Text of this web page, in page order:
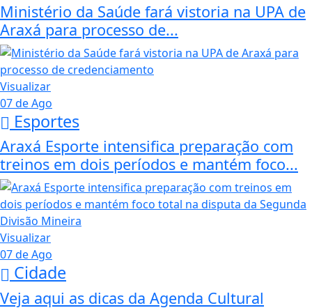
Ministério da Saúde fará vistoria na UPA de
Araxá para processo de...
Visualizar
07 de Ago
Esportes
Araxá Esporte intensifica preparação com
treinos em dois períodos e mantém foco...
Visualizar
07 de Ago
Cidade
Veja aqui as dicas da Agenda Cultural